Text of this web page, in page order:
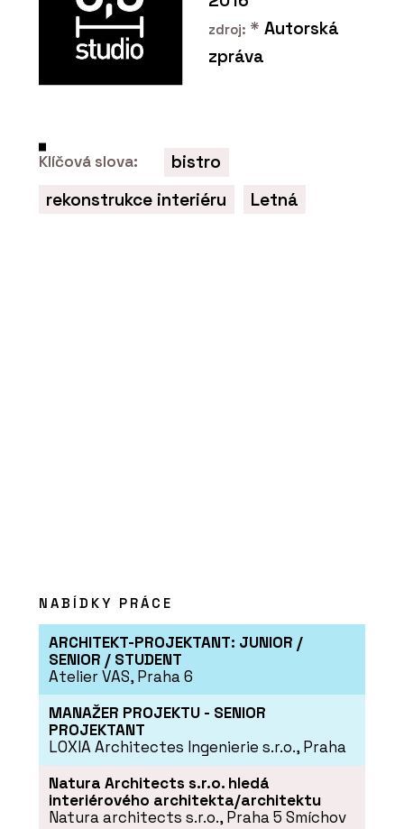
zdroj: * Autorská
zpráva
Klíčová slova:
bistro
rekonstrukce interiéru
Letná
NABÍDKY PRÁCE
ARCHITEKT-PROJEKTANT: JUNIOR /
SENIOR / STUDENT
Atelier VAS, Praha 6
MANAŽER PROJEKTU - SENIOR
PROJEKTANT
LOXIA Architectes Ingenierie s.r.o., Praha
Natura Architects s.r.o. hledá
interiérového architekta/architektu
Natura architects s.r.o., Praha 5 Smíchov